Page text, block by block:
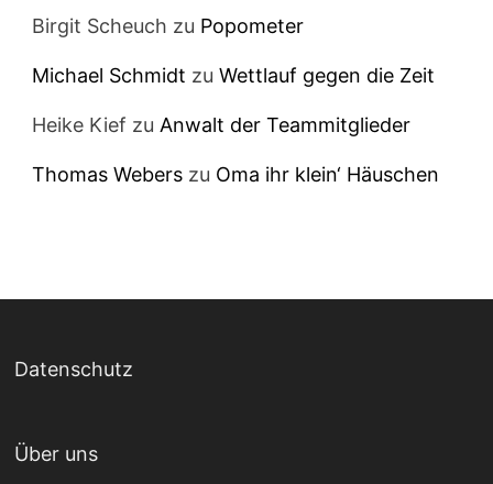
Birgit Scheuch zu Popometer
Michael Schmidt zuWettlauf gegen die Zeit
Heike Kief zuAnwalt der Teammitglieder
Thomas Webers zu Oma ihr klein‘ Häuschen
Datenschutz
Über uns